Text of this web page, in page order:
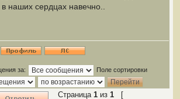
в наших сердцах навечно..
за: Поле сортировки
Страница 1 из 1 [